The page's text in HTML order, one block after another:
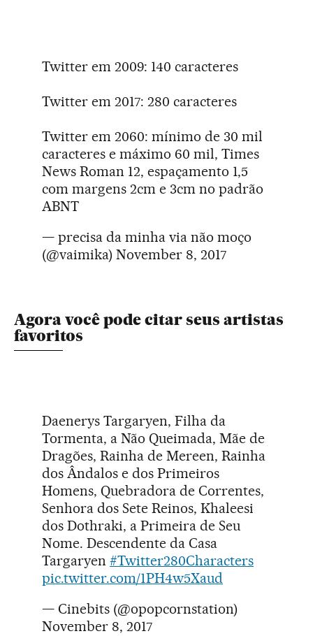
Twitter em 2009: 140 caracteres
Twitter em 2017: 280 caracteres
Twitter em 2060: mínimo de 30 mil
caracteres e máximo 60 mil, Times
News Roman 12, espaçamento 1,5
com margens 2cm e 3cm no padrão
ABNT
— precisa da minha via não moço
(@vaimika) November 8, 2017
Agora você pode citar seus artistas
favoritos
Daenerys Targaryen, Filha da
Tormenta, a Não Queimada, Mãe de
Dragões, Rainha de Mereen, Rainha
dos Ândalos e dos Primeiros
Homens, Quebradora de Correntes,
Senhora dos Sete Reinos, Khaleesi
dos Dothraki, a Primeira de Seu
Nome. Descendente da Casa
Targaryen #Twitter280Characters
pic.twitter.com/1PH4w5Xaud
— Cinebits (@opopcornstation)
November 8, 2017